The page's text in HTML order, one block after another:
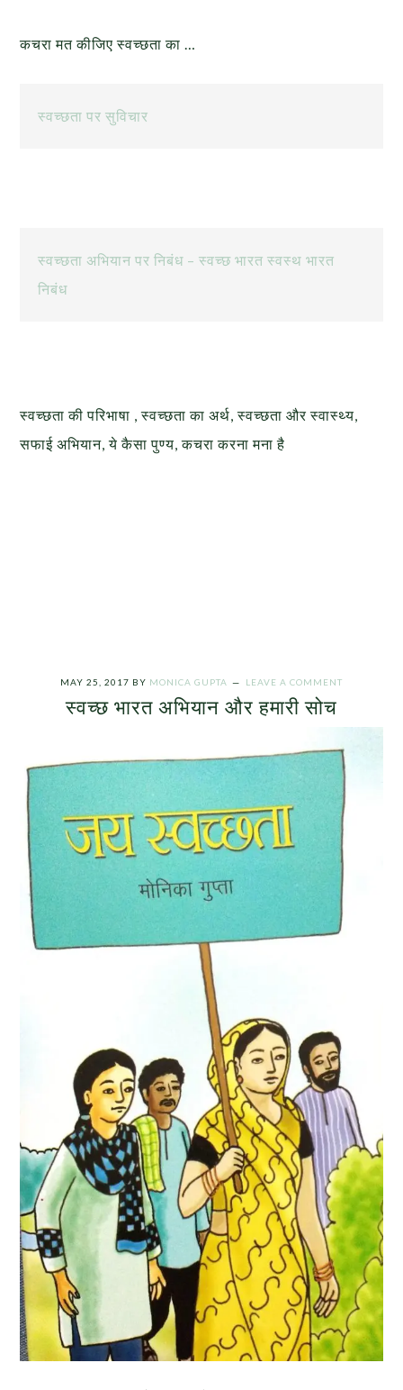
कचरा मत कीजिए स्वच्छता का …
स्वच्छता पर सुविचार
स्वच्छता अभियान पर निबंध – स्वच्छ भारत स्वस्थ भारत
निबंध
स्वच्छता की परिभाषा , स्वच्छता का अर्थ, स्वच्छता और स्वास्थ्य,
सफाई अभियान, ये कैसा पुण्य, कचरा करना मना है
MAY 25, 2017 BY MONICA GUPTA LEAVE A COMMENT
स्वच्छ भारत अभियान और हमारी सोच